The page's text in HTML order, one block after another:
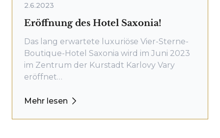
2.6.2023
Eröffnung des Hotel Saxonia!
Das lang erwartete luxuriöse Vier-Sterne-
Boutique-Hotel Saxonia wird im Juni 2023
im Zentrum der Kurstadt Karlovy Vary
eröffnet…
Mehr lesen